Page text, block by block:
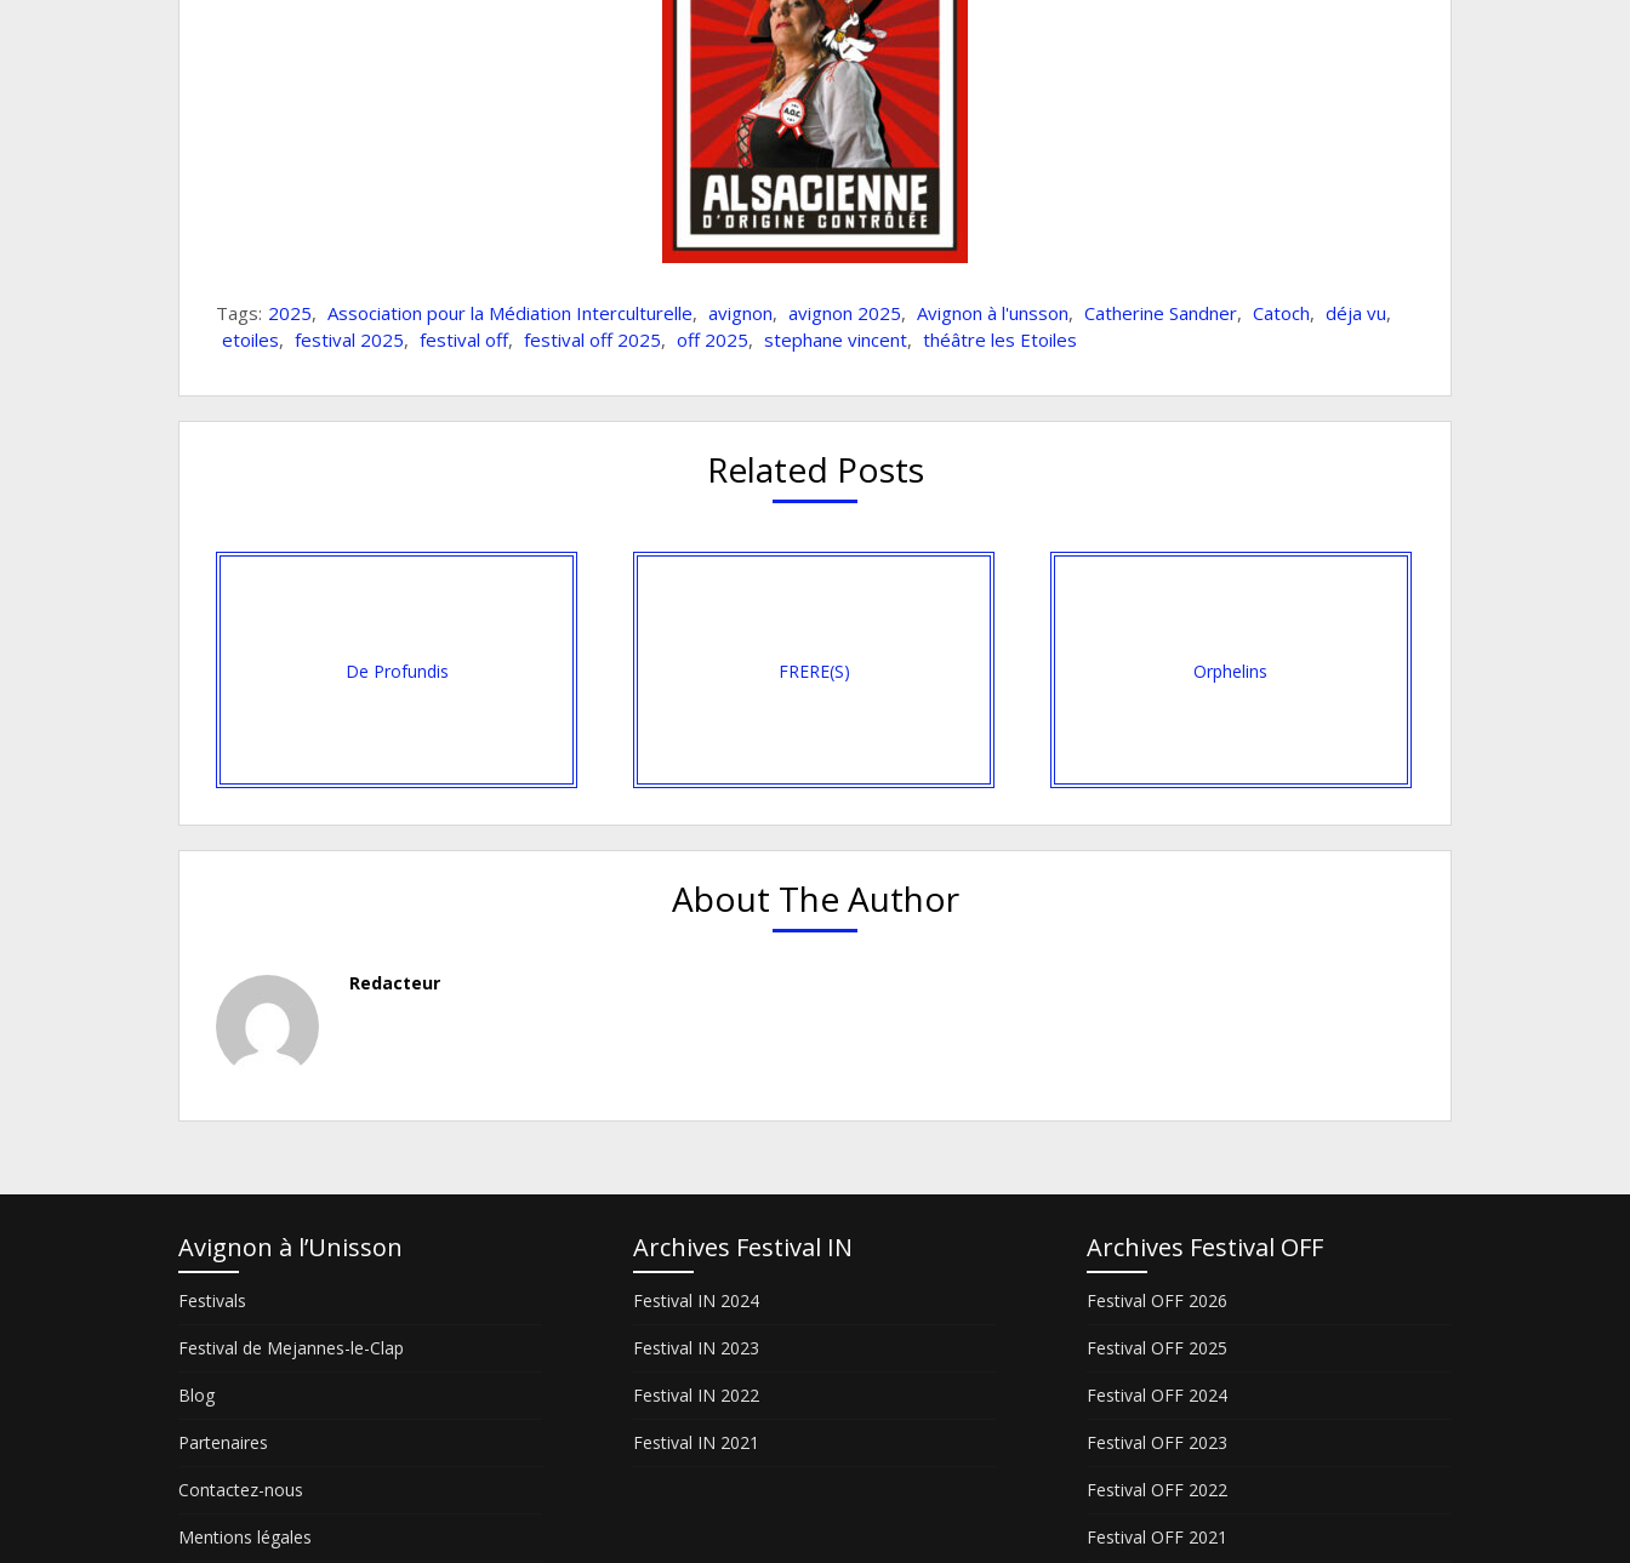
Tags: 2025, Association pour la Médiation Interculturelle, avignon, avignon 2025, Avignon à l'unsson, Catherine Sandner, Catoch, déja vu,
etoiles, festival 2025, festival off, festival off 2025, off 2025, stephane vincent, théâtre les Etoiles
Related Posts
De Profundis FRERE(S) Orphelins
About The Author
Redacteur
Avignon à l’Unisson
Festivals
Festival de Mejannes-le-Clap
Blog
Partenaires
Contactez-nous
Mentions légales
Archives Festival IN
Festival IN 2024
Festival IN 2023
Festival IN 2022
Festival IN 2021
Archives Festival OFF
Festival OFF 2026
Festival OFF 2025
Festival OFF 2024
Festival OFF 2023
Festival OFF 2022
Festival OFF 2021